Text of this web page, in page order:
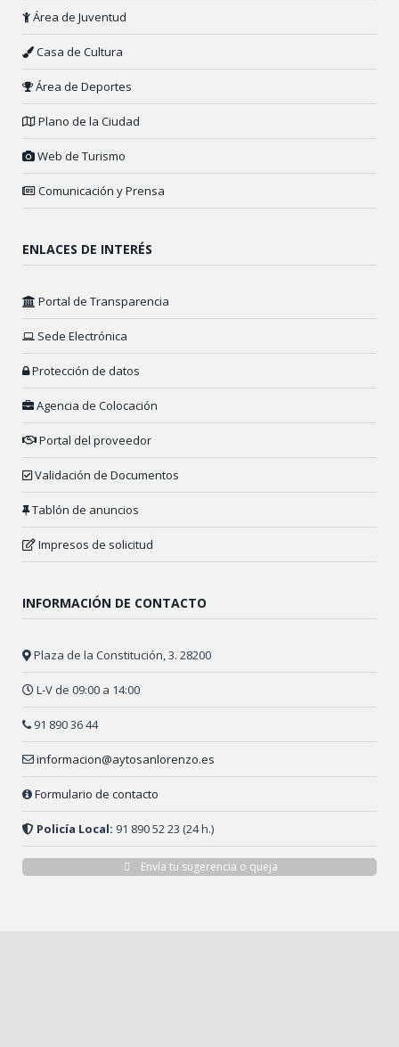
Área de Juventud
Casa de Cultura
Área de Deportes
Plano de la Ciudad
Web de Turismo
Comunicación y Prensa
ENLACES DE INTERÉS
Portal de Transparencia
Sede Electrónica
Protección de datos
Agencia de Colocación
Portal del proveedor
Validación de Documentos
Tablón de anuncios
Impresos de solicitud
INFORMACIÓN DE CONTACTO
Plaza de la Constitución, 3. 28200
L-V de 09:00 a 14:00
91 890 36 44
informacion@aytosanlorenzo.es
Formulario de contacto
Policía Local: 91 890 52 23 (24 h.)
Envía tu sugerencia o queja